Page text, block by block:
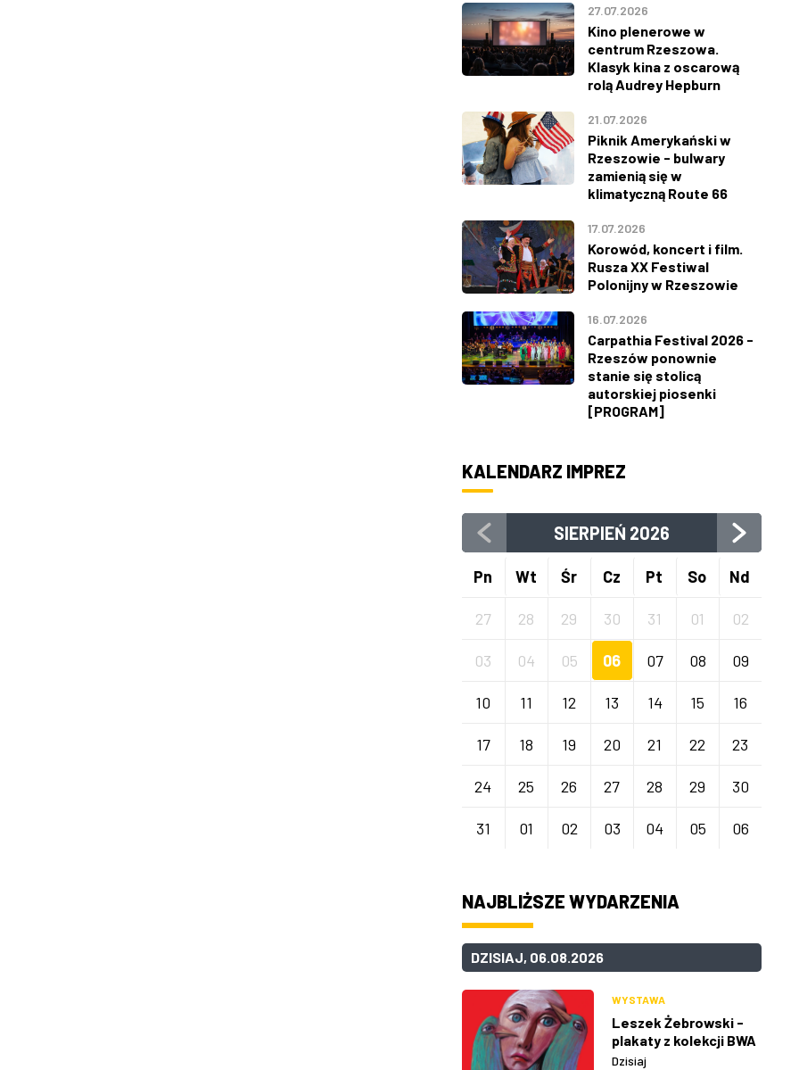
27.07.2026
Kino plenerowe w
centrum Rzeszowa.
Klasyk kina z oscarową
rolą Audrey Hepburn
21.07.2026
Piknik Amerykański w
Rzeszowie - bulwary
zamienią się w
klimatyczną Route 66
17.07.2026
Korowód, koncert i film.
Rusza XX Festiwal
Polonijny w Rzeszowie
16.07.2026
Carpathia Festival 2026 -
Rzeszów ponownie
stanie się stolicą
autorskiej piosenki
[PROGRAM]
KALENDARZ IMPREZ
SIERPIEŃ 2026
Pn Wt Śr Cz Pt So Nd
27 28 29 30 31 01 02
03 04 05 06 07 08 09
10 11 12 13 14 15 16
17 18 19 20 21 22 23
24 25 26 27 28 29 30
31 01 02 03 04 05 06
NAJBLIŻSZE WYDARZENIA
DZISIAJ, 06.08.2026
WYSTAWA
Leszek Żebrowski -
plakaty z kolekcji BWA
w Rzeszowie
Dzisiaj